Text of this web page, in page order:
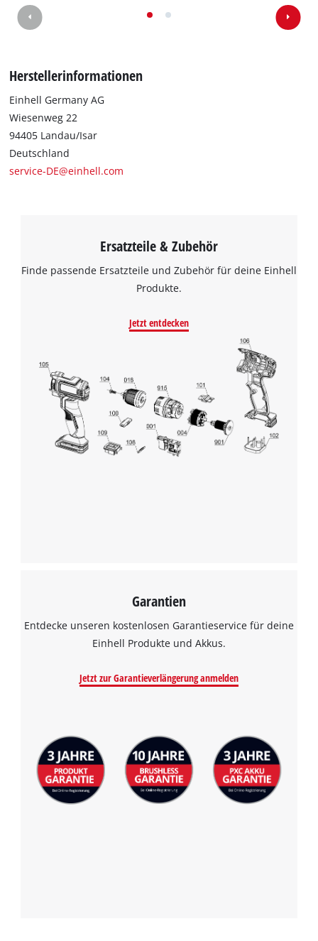
Wir benötigen deine Zustimmung, um
to trackers that are not disclosed to the
visitor. The website owner needs to setup
Herstellerinformationen
Einhell Germany AG
Wiesenweg 22
94405 Landau/Isar
Deutschland
service-DE@einhell.com
Ersatzteile & Zubehör
Finde passende Ersatzteile und Zubehör für deine Einhell
Produkte.
Jetzt entdecken
Garantien
Entdecke unseren kostenlosen Garantieservice für deine
Einhell Produkte und Akkus.
Jetzt zur Garantieverlängerung anmelden